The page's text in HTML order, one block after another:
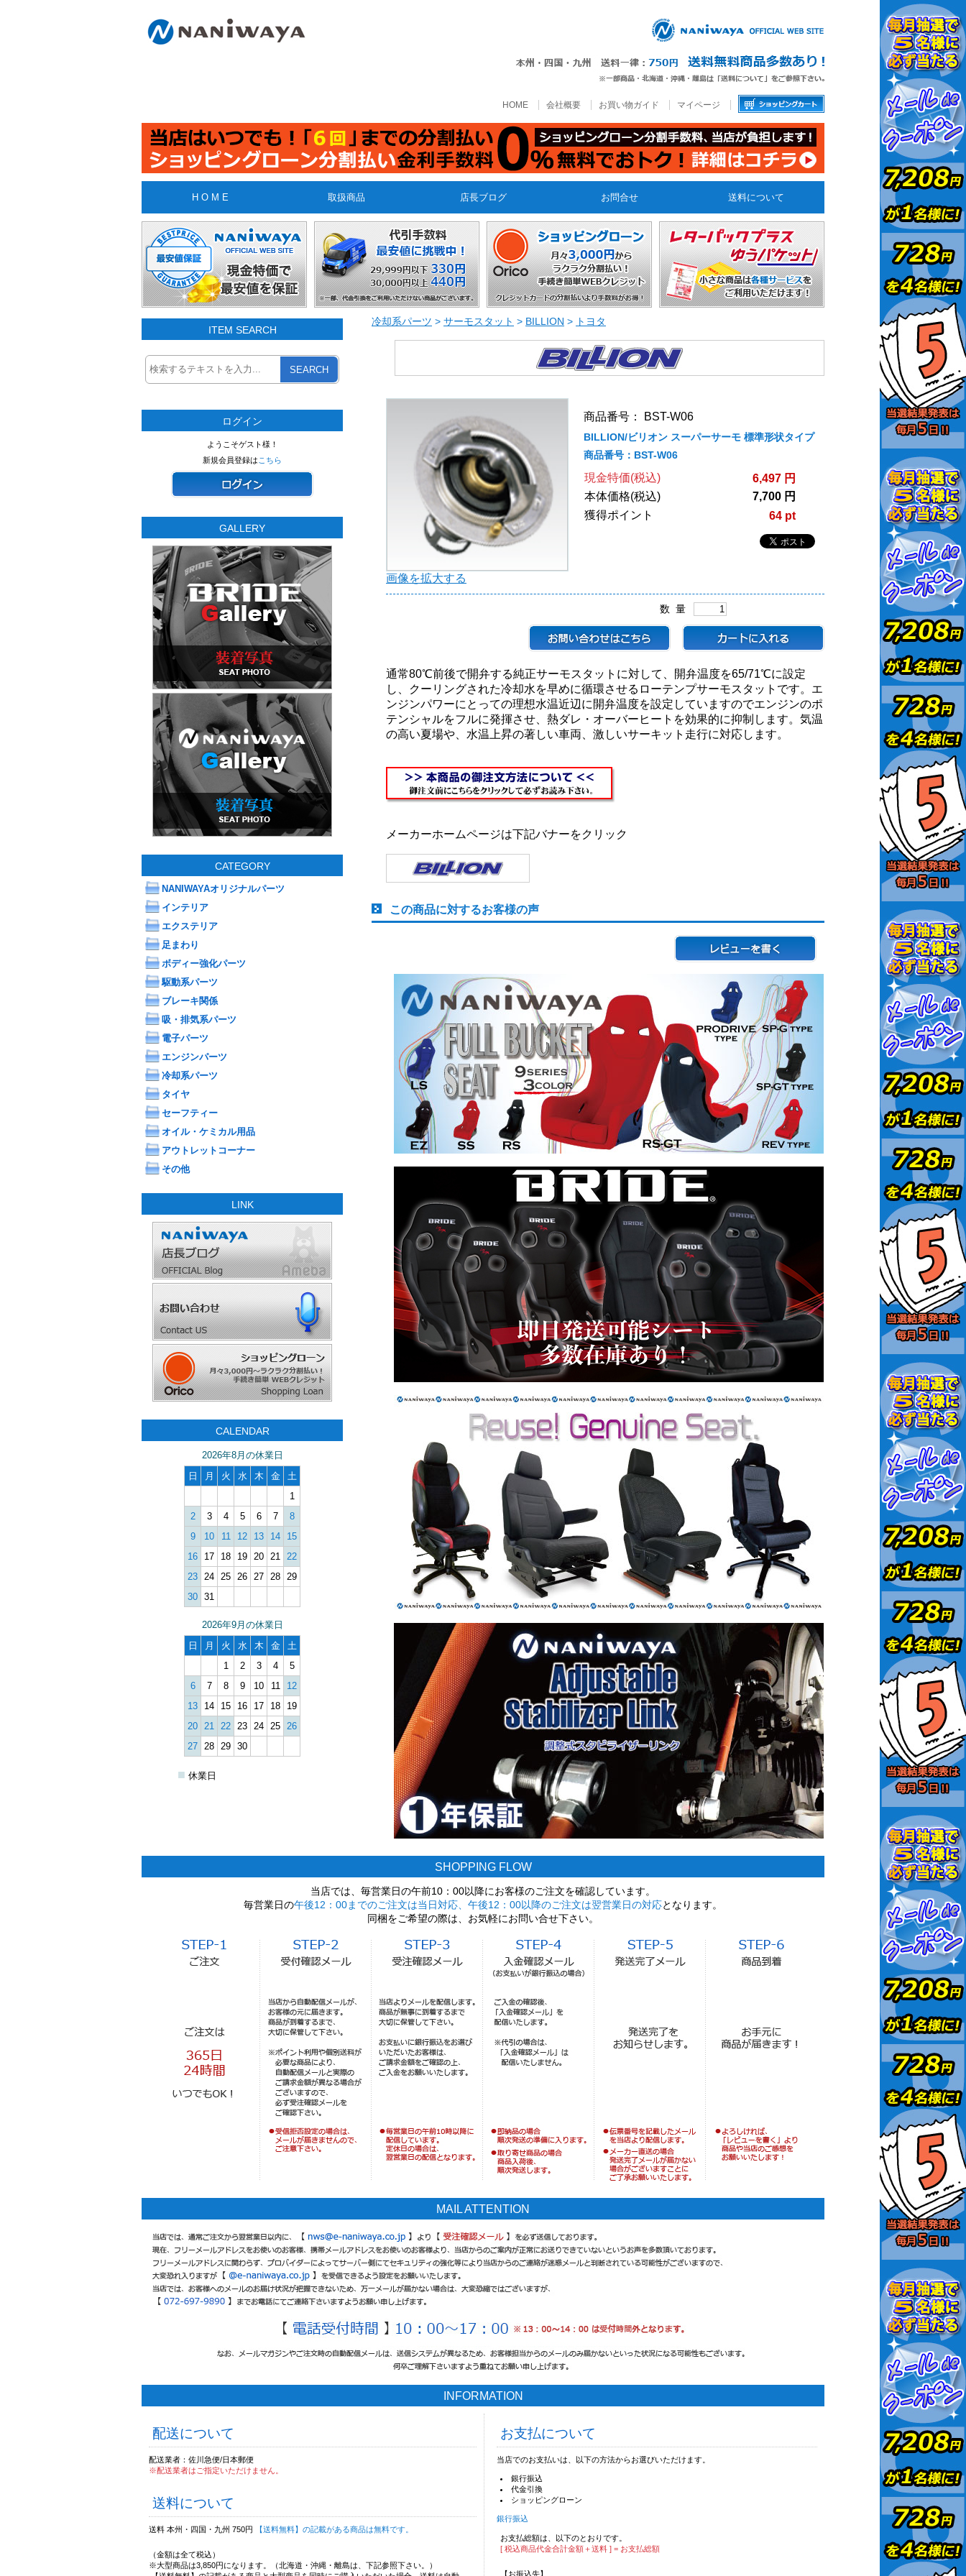
HOME 会社概要 お買い物ガイド マイページ
H O M E 取扱商品 店長ブログ お問合せ 送料について
ITEM SEARCH
SEARCH
ログイン
ようこそゲスト様！
新規会員登録は こちら
GALLERY
CATEGORY
NANIWAYAオリジナルパーツ
インテリア
エクステリア
足まわり
ボディー強化パーツ
駆動系パーツ
ブレーキ関係
吸・排気系パーツ
電子パーツ
エンジンパーツ
冷却系パーツ
タイヤ
セーフティー
オイル・ケミカル用品
アウトレットコーナー
その他
LINK
CALENDAR
2026年8月の休業日
日
月 火 水 木 金
土
1
2
3 4 5 6 7
8
9
10 11 12 13 14
15
16
17 18 19 20 21 22
23 24 25 26 27 28 29
30 31
2026年9月の休業日
日
月 火 水 木 金
土
1
2 3 4
5
6
7 8 9 10 11
12
13
14 15 16 17 18
19
20 21 22 23 24 25 26
27 28 29 30
■ 休業日
冷却系パーツ > サーモスタット > BILLION > トヨタ
画像を拡大する
商品番号： BST-W06
BILLION/ビリオン スーパーサーモ 標準形状タイプ
商品番号：BST-W06
現金特価(税込)
6,497 円
本体価格(税込)
7,700 円
獲得ポイント
64 pt
数 量
通常80℃前後で開弁する純正サーモスタットに対して、開弁温度を65/71℃に設定
し、クーリングされた冷却水を早めに循環させるローテンプサーモスタットです。エ
ンジンパワーにとっての理想水温近辺に開弁温度を設定していますのでエンジンのポ
テンシャルをフルに発揮させ、熱ダレ・オーバーヒートを効果的に抑制します。気温
の高い夏場や、水温上昇の著しい車両、激しいサーキット走行に対応します。
メーカーホームページは下記バナーをクリック
この商品に対するお客様の声
SHOPPING FLOW
当店では、毎営業日の午前10：00以降にお客様のご注文を確認しています。
毎営業日の午後12：00までのご注文は当日対応、午後12：00以降のご注文は翌営業日の対応となります。
同梱をご希望の際は、お気軽にお問い合せ下さい。
MAIL ATTENTION
INFORMATION
配送について
配送業者：佐川急便/日本郵便
※配送業者はご指定いただけません。
送料について
送料 本州・四国・九州 750円 【送料無料】の記載がある商品は無料です。
（金額は全て税込）
※大型商品は3,850円になります。（北海道・沖縄・離島は、下記参照下さい。）
お支払について
当店でのお支払いは、以下の方法からお選びいただけます。
銀行振込
代金引換
ショッピングローン
銀行振込
お支払総額は、以下のとおりです。
[ 税込商品代金合計金額＋送料 ] = お支払総額
【お振込先】